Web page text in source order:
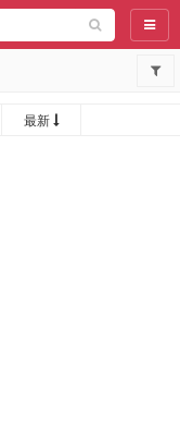
导航
最新